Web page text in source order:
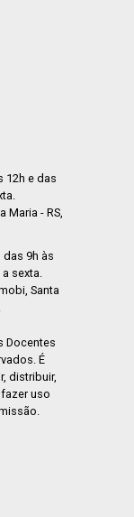
12h e das
Maria - RS,
9h às
sexta.
Santa
Docentes
É
distribuir,
uso